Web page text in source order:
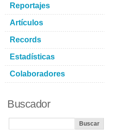
Reportajes
Artículos
Records
Estadísticas
Colaboradores
Buscador